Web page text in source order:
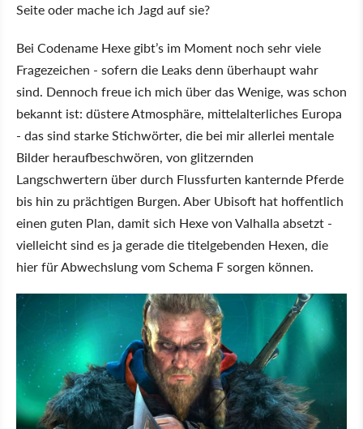
Seite oder mache ich Jagd auf sie?
Bei Codename Hexe gibt’s im Moment noch sehr viele
Fragezeichen - sofern die Leaks denn überhaupt wahr
sind. Dennoch freue ich mich über das Wenige, was schon
bekannt ist: düstere Atmosphäre, mittelalterliches Europa
- das sind starke Stichwörter, die bei mir allerlei mentale
Bilder heraufbeschwören, von glitzernden
Langschwertern über durch Flussfurten kanternde Pferde
bis hin zu prächtigen Burgen. Aber Ubisoft hat hoffentlich
einen guten Plan, damit sich Hexe von Valhalla absetzt -
vielleicht sind es ja gerade die titelgebenden Hexen, die
hier für Abwechslung vom Schema F sorgen können.